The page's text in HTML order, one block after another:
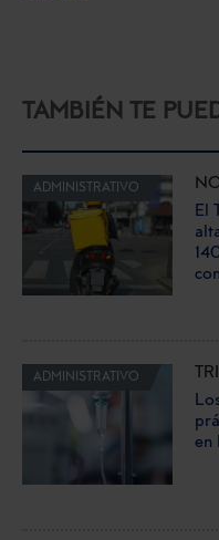
TAMBIÉN TE
ADMINISTRATIVO
El
ADMINISTRATIVO
en